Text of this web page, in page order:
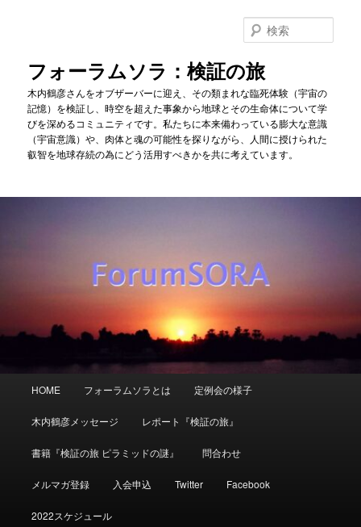
フォーラムソラ：検証の旅
木内鶴彦さんをオブザーバーに迎え、その類まれな臨死体験（宇宙の
記憶）を検証し、時空を超えた事象から地球とその生命体について学
びを深めるコミュニティです。私たちに本来備わっている膨大な意識
（宇宙意識）や、肉体と魂の可能性を探りながら、人間に授けられた
叡智を地球存続の為にどう活用すべきかを共に考えています。
索
HOME フォーラムソラとは 定例会の様子
木内鶴彦メッセージ レポート『検証の旅』
書籍『検証の旅 ピラミッドの謎』 問合わせ
メルマガ登録 入会申込 Twitter Facebook
2022スケジュール